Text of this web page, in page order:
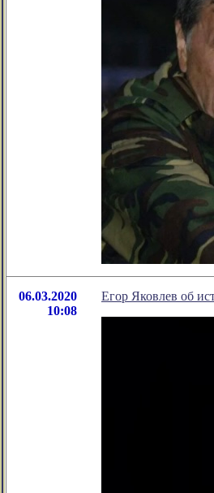
06.03.2020
10:08
Егор Яковлев об